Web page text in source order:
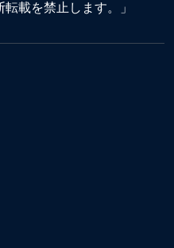
載を禁止します。」